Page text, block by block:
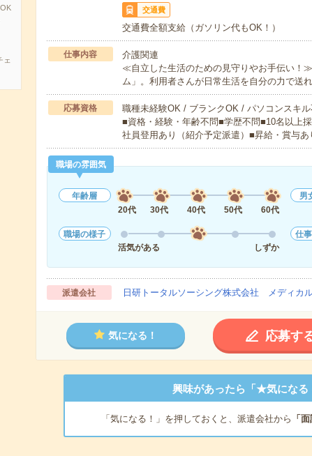
ェ
交通費
交通費全額支給（ガソリン代もOK！）
仕事内容
介護関連
≪自立した生活のための見守りやお手伝い！
ム」。利用者さんが日常生活を自分の力で送
応募資格
職種未経験OK / ブランクOK / パソコンスキ
■資格・経験・年齢不問■学歴不問■10名以上
社員登用あり（紹介予定派遣）■昇給・賞与
職場の雰囲気
年齢層
20代
30代 40代 50代 60代
男
職場の様子
活気がある
しずか
仕
派遣会社 日研トータルソーシング株式会社 メディカ
気になる！ 応募す
興味があったら「★気になる
「気になる！」を押しておくと、派遣会社から 「